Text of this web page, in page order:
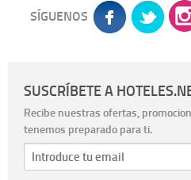
SÍGUENOS
SUSCRÍBETE A
Recibe nuestras ofertas,
tenemos preparado para ti.